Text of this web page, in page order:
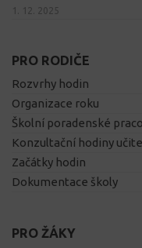
1. 12. 2025
PRO RODIČE
Rozvrhy hodin
Organizace roku
Školní poradenské
Konzultační hodiny
Začátky hodin
Dokumentace školy
PRO ŽÁKY